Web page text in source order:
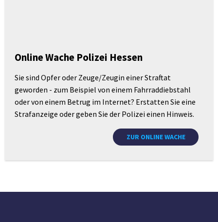
Online Wache Polizei Hessen
Sie sind Opfer oder Zeuge/Zeugin einer Straftat
geworden - zum Beispiel von einem Fahrraddiebstahl
oder von einem Betrug im Internet? Erstatten Sie eine
Strafanzeige oder geben Sie der Polizei einen Hinweis.
ZUR ONLINE WACHE